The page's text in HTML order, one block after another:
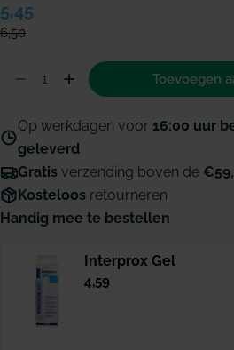
Verkoopprijs
5,45
Normale
prijs
6,50
Hoeveelheid
Aantal verminderen voor
Hoeveelheid
Toevoegen
Op werkdagen voor 16:00 uur
geleverd
Gratis verzending boven de
Kosteloos retourneren
Handig mee te bestellen
Interprox Gel
Normale
4,59